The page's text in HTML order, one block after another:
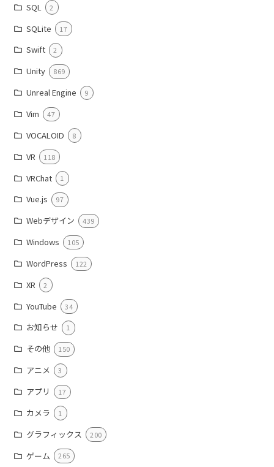
SQL 2
SQLite 17
Swift 2
Unity 869
Unreal Engine 9
Vim 47
VOCALOID 8
VR 118
VRChat 1
Vue.js 97
Webデザイン 439
Windows 105
WordPress 122
XR 2
YouTube 34
お知らせ 1
その他 150
アニメ 3
アプリ 17
カメラ 1
グラフィックス 200
ゲーム 265